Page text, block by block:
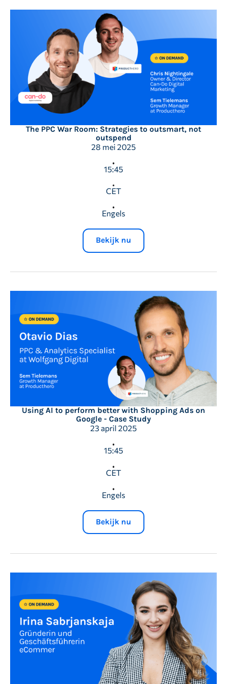
The PPC War Room: Strategies to outsmart, not
outspend
28 mei 2025
15:45
CET
Engels
Bekijk nu
Using AI to perform better with Shopping Ads on
Google - Case Study
23 april 2025
15:45
CET
Engels
Bekijk nu